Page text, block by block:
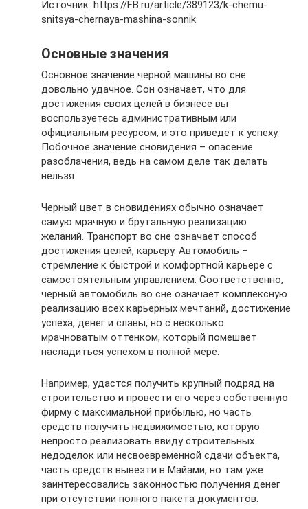
Источник: https://FB.ru/article/389123/k-chemu-
snitsya-chernaya-mashina-sonnik
Основные значения
Основное значение черной машины во сне
довольно удачное. Сон означает, что для
достижения своих целей в бизнесе вы
воспользуетесь административным или
официальным ресурсом, и это приведет к успеху.
Побочное значение сновидения – опасение
разоблачения, ведь на самом деле так делать
нельзя.
Черный цвет в сновидениях обычно означает
самую мрачную и брутальную реализацию
желаний. Транспорт во сне означает способ
достижения целей, карьеру. Автомобиль –
стремление к быстрой и комфортной карьере с
самостоятельным управлением. Соответственно,
черный автомобиль во сне означает комплексную
реализацию всех карьерных мечтаний, достижение
успеха, денег и славы, но с несколько
мрачноватым оттенком, который помешает
насладиться успехом в полной мере.
Например, удастся получить крупный подряд на
строительство и провести его через собственную
фирму с максимальной прибылью, но часть
средств получить недвижимостью, которую
непросто реализовать ввиду строительных
недоделок или несвоевременной сдачи объекта,
часть средств вывезти в Майами, но там уже
заинтересовались законностью получения денег
при отсутствии полного пакета документов.